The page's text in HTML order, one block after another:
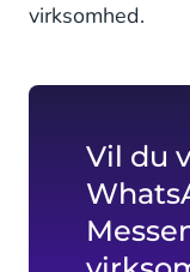
virksomhed.
Vil du